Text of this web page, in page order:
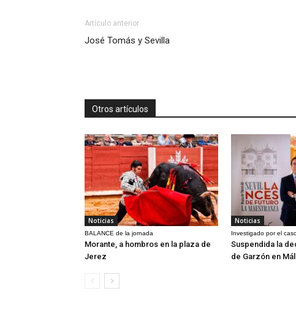
Artículo anterior
José Tomás y Sevilla
Otros artículos
Noticias
BALANCE de la jornada
Morante, a hombros en la plaza de
Jerez
Noticias
Investigado por el
Suspendida la
de Garzón en